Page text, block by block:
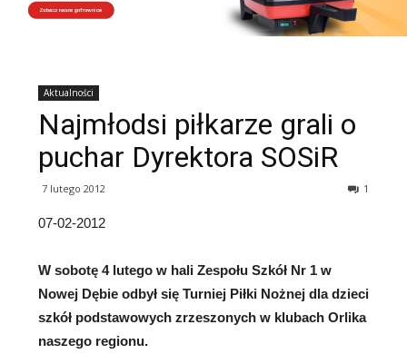
Aktualności
Najmłodsi piłkarze grali o
puchar Dyrektora SOSiR
7 lutego 2012 1
07-02-2012
W sobotę 4 lutego w hali Zespołu Szkół Nr 1 w
Nowej Dębie odbył się Turniej Piłki Nożnej dla dzieci
szkół podstawowych zrzeszonych w klubach Orlika
naszego regionu.